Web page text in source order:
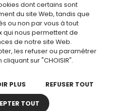
nouvelles et articles.
nous
dont certains sont
du site Web, tandis que
ou non par vous à tout
qui nous permettent de
de notre site Web.
les refuser ou paramétrer
sur "CHOISIR".
PLUS REFUSER TOUT
TOUT